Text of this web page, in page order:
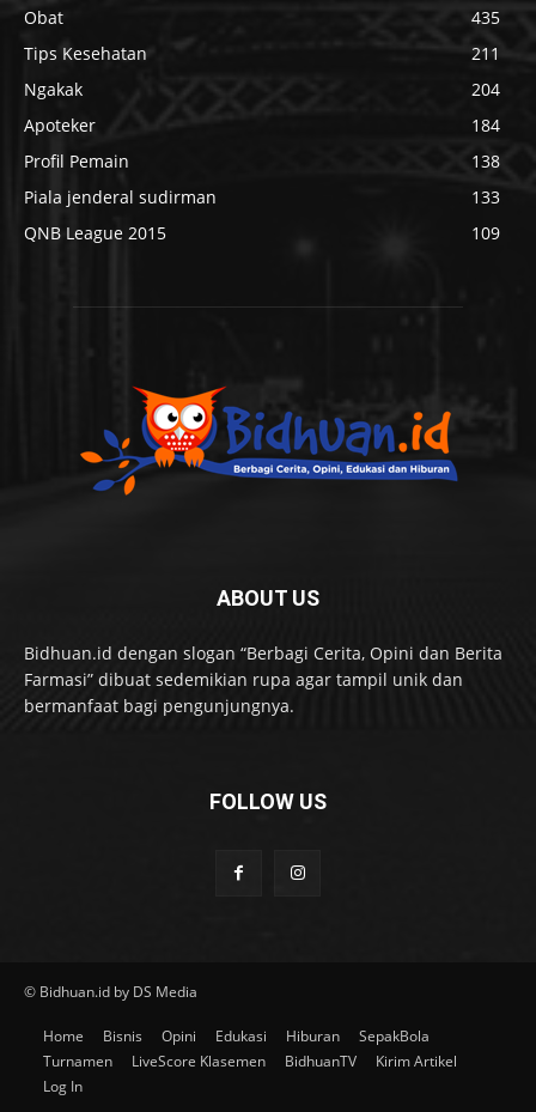
Obat
435
Tips Kesehatan
211
Ngakak
204
Apoteker
184
Profil Pemain
138
Piala jenderal sudirman
133
QNB League 2015
109
ABOUT US
Bidhuan.id dengan slogan “Berbagi Cerita, Opini dan Berita
Farmasi” dibuat sedemikian rupa agar tampil unik dan
bermanfaat bagi pengunjungnya.
FOLLOW US
© Bidhuan.id by DS Media
Home Bisnis Opini Edukasi Hiburan
SepakBola
Turnamen
LiveScore Klasemen BidhuanTV
Kirim Artikel
Log In